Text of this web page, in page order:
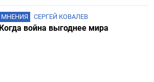
МНЕНИЯ СЕРГЕЙ КОВАЛЕВ
Когда война выгоднее мира